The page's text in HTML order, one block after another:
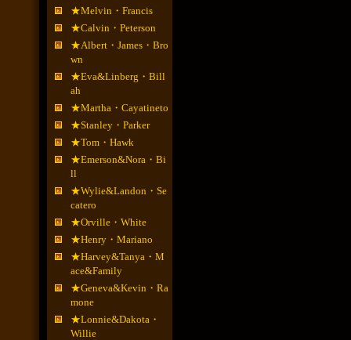
★Melvin・Francis
★Calvin・Peterson
★Albert・James・Bro
wn
★Eva&Linberg・Bill
ah
★Martha・Cayatineto
★Stanley・Parker
★Tom・Hawk
★Emerson&Nora・Bi
ll
★Wylie&Landon・Se
catero
★Orville・White
★Henry・Mariano
★Harvey&Tanya・M
ace&Family
★Geneva&Kevin・Ra
mone
★Lonnie&Dakota・
Willie